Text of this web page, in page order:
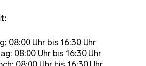
08:00 Uhr bis 16:30 Uhr
08:00 Uhr bis 16:30 Uhr